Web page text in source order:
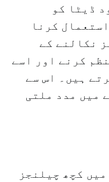
ڈیٹا کو
کرنا
نکالنے کے
کرنے اور اسے
ہیں۔ اس سے
میں مدد ملتی
کچھ چیلنجز